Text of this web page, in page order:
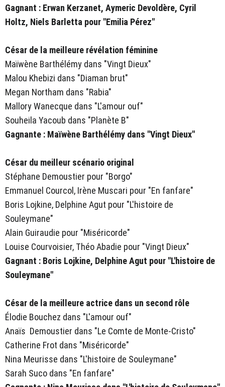
Gagnant : Erwan Kerzanet, Aymeric Devoldère, Cyril
Holtz, Niels Barletta pour "Emilia Pérez"
César de la meilleure révélation féminine
Maïwène Barthélémy dans "Vingt Dieux"
Malou Khebizi dans "Diaman brut"
Megan Northam dans "Rabia"
Mallory Wanecque dans "L'amour ouf"
Souheila Yacoub dans "Planète B"
Gagnante : Maïwène Barthélémy dans "Vingt Dieux"
César du meilleur scénario original
Stéphane Demoustier pour "Borgo"
Emmanuel Courcol, Irène Muscari pour "En fanfare"
Boris Lojkine, Delphine Agut pour "L'histoire de
Souleymane"
Alain Guiraudie pour "Miséricorde"
Louise Courvoisier, Théo Abadie pour "Vingt Dieux"
Gagnant : Boris Lojkine, Delphine Agut pour "L'histoire de
Souleymane"
César de la meilleure actrice dans un second rôle
Élodie Bouchez dans "L'amour ouf"
Anaïs Demoustier dans "Le Comte de Monte-Cristo"
Catherine Frot dans "Miséricorde"
Nina Meurisse dans "L'histoire de Souleymane"
Sarah Suco dans "En fanfare"